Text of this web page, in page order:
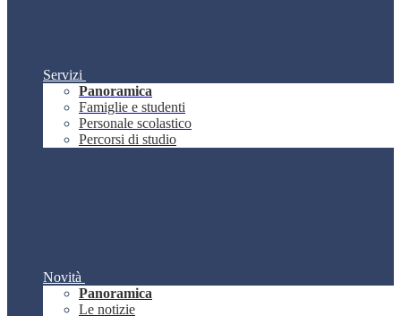
Servizi
Panoramica
Famiglie e studenti
Personale scolastico
Percorsi di studio
Novità
Panoramica
Le notizie